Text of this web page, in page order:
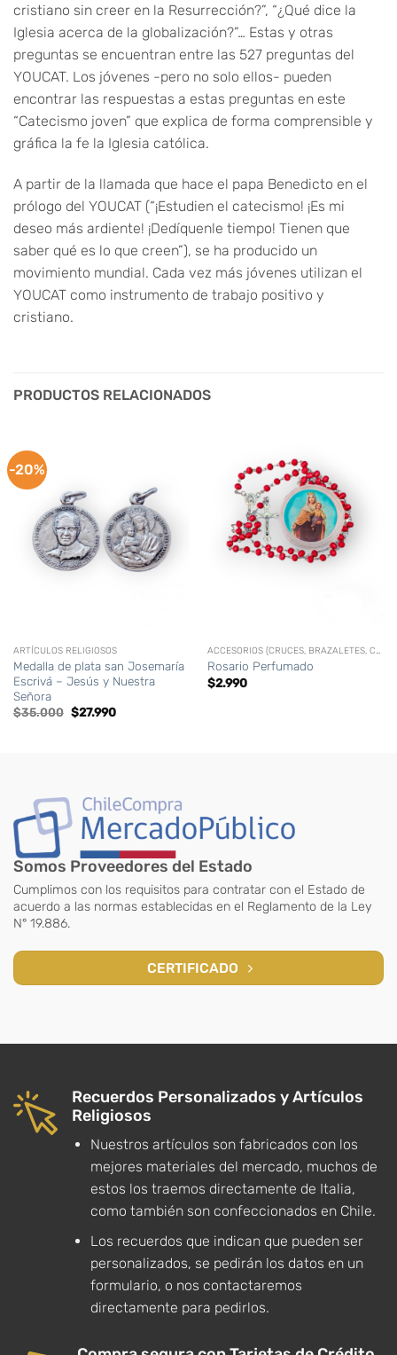
cristiano sin creer en la Resurrección?”, “¿Qué dice la
Iglesia acerca de la globalización?”… Estas y otras
preguntas se encuentran entre las 527 preguntas del
YOUCAT. Los jóvenes -pero no solo ellos- pueden
encontrar las respuestas a estas preguntas en este
“Catecismo joven” que explica de forma comprensible y
gráfica la fe la Iglesia católica.
A partir de la llamada que hace el papa Benedicto en el
prólogo del YOUCAT (“¡Estudien el catecismo! ¡Es mi
deseo más ardiente! ¡Dedíquenle tiempo! Tienen que
saber qué es lo que creen”), se ha producido un
movimiento mundial. Cada vez más jóvenes utilizan el
YOUCAT como instrumento de trabajo positivo y
cristiano.
PRODUCTOS RELACIONADOS
-20%
ARTÍCULOS RELIGIOSOS
Medalla de plata san Josemaría
Escrivá – Jesús y Nuestra
Señora
$35.000 El
precio
$27.990El
ACCESORIOS (CRUCES, BRAZALETES, CORONAS,CIRIOS PERSONALIZADOS, ETC)
Rosario Perfumado
$2.990
Somos Proveedores del Estado
Cumplimos con los requisitos para contratar con el Estado de
acuerdo a las normas establecidas en el Reglamento de la Ley
N° 19.886.
CERTIFICADO
Recuerdos Personalizados y Artículos
Religiosos
Nuestros artículos son fabricados con los
mejores materiales del mercado, muchos de
estos los traemos directamente de Italia,
como también son confeccionados en Chile.
Los recuerdos que indican que pueden ser
personalizados, se pedirán los datos en un
formulario, o nos contactaremos
directamente para pedirlos.